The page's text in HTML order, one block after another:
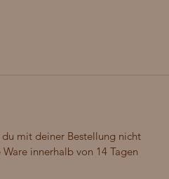
mit deiner Bestellung nicht
innerhalb von 14 Tagen